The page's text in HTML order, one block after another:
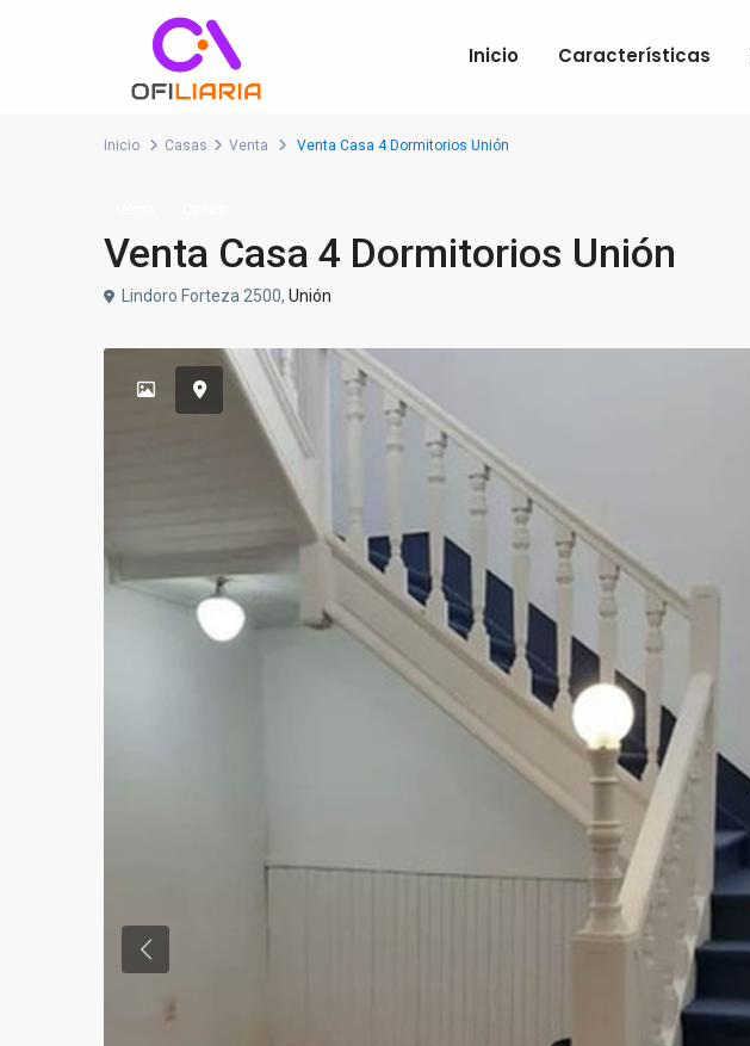
Inicio Características
Inicio Casas Venta Venta Casa 4 Dormitorios Unión
Venta Casa 4 Dormitorios Unión
Lindoro Forteza 2500, Unión
Previous